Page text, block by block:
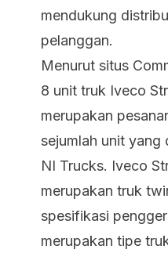
mendukung
pelanggan.
Menurut situs
8 unit truk Iveco
merupakan
sejumlah unit yang
NI Trucks. Iveco
merupakan truk
spesifikasi
merupakan tipe